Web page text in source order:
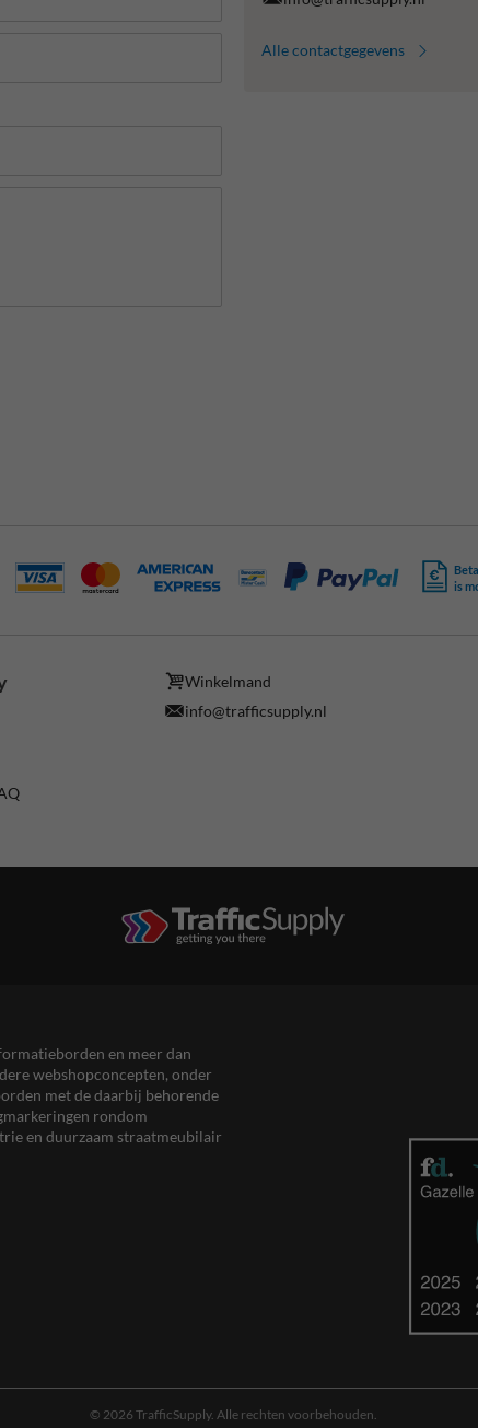
Alle contactgegevens
is
Winkelmand
info@trafficsupply.nl
en meer dan
webshopconcepten, onder
met de daarbij behorende
rondom
en duurzaam straatmeubilair
© 2026 TrafficSupply. Alle rechten voorbehouden.